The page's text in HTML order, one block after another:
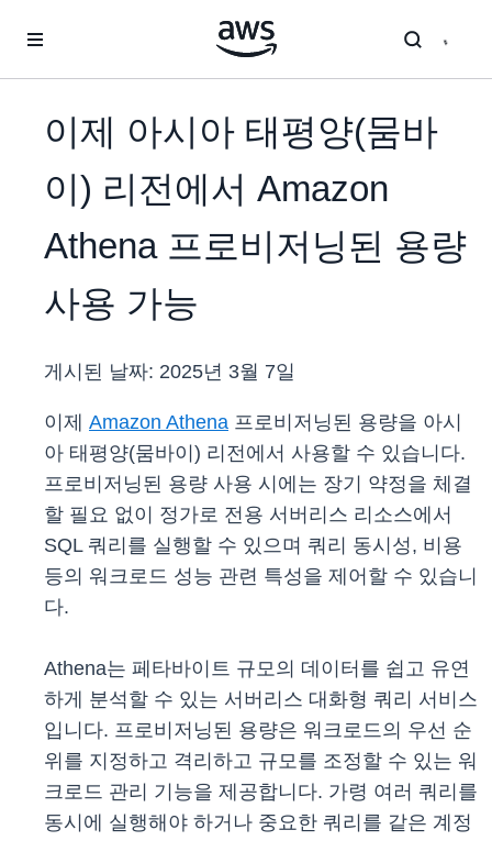
이제 아시아 태평양(뭄바
이) 리전에서 Amazon
Athena 프로비저닝된 용량
사용 가능
게시된 날짜: 2025년 3월 7일
이제 Amazon Athena 프로비저닝된 용량을 아시
아 태평양(뭄바이) 리전에서 사용할 수 있습니다.
프로비저닝된 용량 사용 시에는 장기 약정을 체결
할 필요 없이 정가로 전용 서버리스 리소스에서
SQL 쿼리를 실행할 수 있으며 쿼리 동시성, 비용
등의 워크로드 성능 관련 특성을 제어할 수 있습니
다.
Athena는 페타바이트 규모의 데이터를 쉽고 유연
하게 분석할 수 있는 서버리스 대화형 쿼리 서비스
입니다. 프로비저닝된 용량은 워크로드의 우선 순
위를 지정하고 격리하고 규모를 조정할 수 있는 워
크로드 관리 기능을 제공합니다. 가령 여러 쿼리를
동시에 실행해야 하거나 중요한 쿼리를 같은 계정